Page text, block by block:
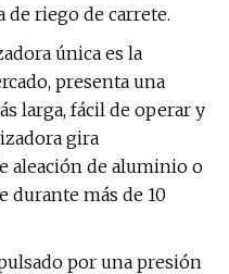
de riego de carrete.
única es la
presenta una
larga, fácil de operar y
gira
aleación de aluminio o
durante más de 10
por una presión